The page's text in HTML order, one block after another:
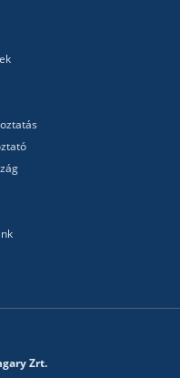
Zrt.